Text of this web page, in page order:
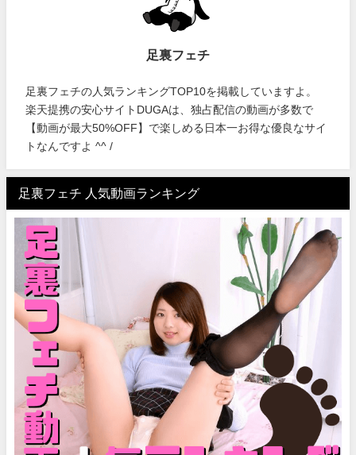
足裏フェチ
足裏フェチの人気ランキングTOP10を掲載していますよ。
楽天提携の安心サイトDUGAは、独占配信の動画が多数で
【動画が最大50%OFF】で楽しめる日本一お得な優良なサイ
トなんですよ ^^ /
足裏フェチ 人気動画ランキング